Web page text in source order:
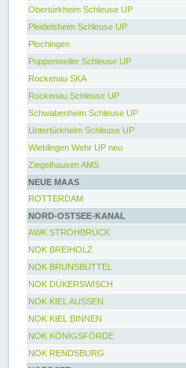
Obertürkheim Schleuse UP
Pleidelsheim Schleuse UP
Plochingen
Poppenweiler Schleuse UP
Rockenau SKA
Rockenau Schleuse UP
Schwabenheim Schleuse UP
Untertürkheim Schleuse UP
Wieblingen Wehr UP neu
Ziegelhausen AMS
NEUE MAAS
ROTTERDAM
NORD-OSTSEE-KANAL
AWK STROHBRÜCK
NOK BREIHOLZ
NOK BRUNSBÜTTEL
NOK DÜKERSWISCH
NOK KIEL AUSSEN
NOK KIEL BINNEN
NOK KÖNIGSFÖRDE
NOK RENDSBURG